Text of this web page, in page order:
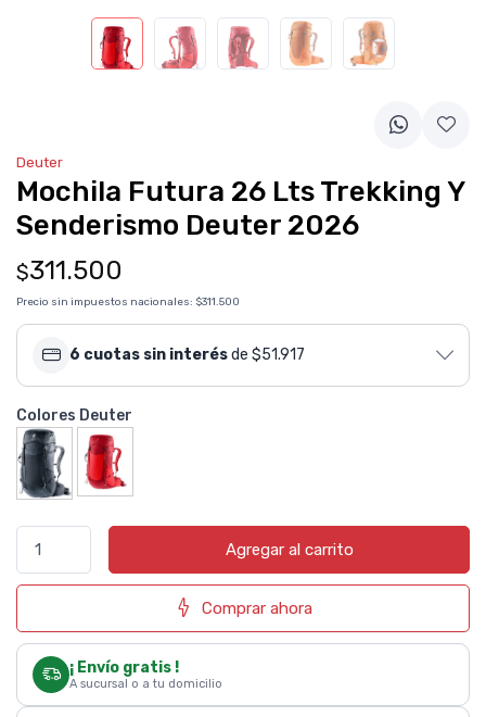
Deuter
Mochila Futura 26 Lts Trekking Y
Senderismo Deuter 2026
$311.500
Precio sin impuestos nacionales: $311.500
6 cuotas sin interésde $51.917
Colores Deuter
Agregar al carrito
Comprar ahora
¡ Envío gratis !
A sucursal o a tu domicilio